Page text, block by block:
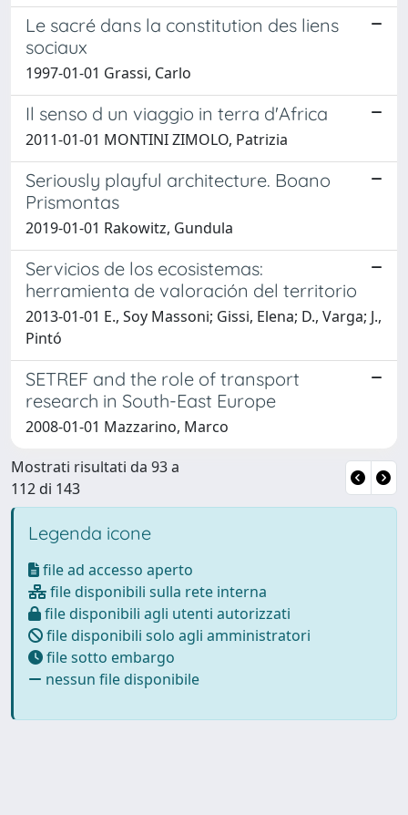
Le sacré dans la constitution des liens
sociaux
1997-01-01 Grassi, Carlo
Il senso d un viaggio in terra d'Africa
2011-01-01 MONTINI ZIMOLO, Patrizia
Seriously playful architecture. Boano
Prismontas
2019-01-01 Rakowitz, Gundula
Servicios de los ecosistemas:
herramienta de valoración del territorio
2013-01-01 E., Soy Massoni; Gissi, Elena; D., Varga; J.,
Pintó
SETREF and the role of transport
research in South-East Europe
2008-01-01 Mazzarino, Marco
Mostrati risultati da 93 a
112 di 143
Legenda icone
file ad accesso aperto
file disponibili sulla rete interna
file disponibili agli utenti autorizzati
file disponibili solo agli amministratori
file sotto embargo
nessun file disponibile